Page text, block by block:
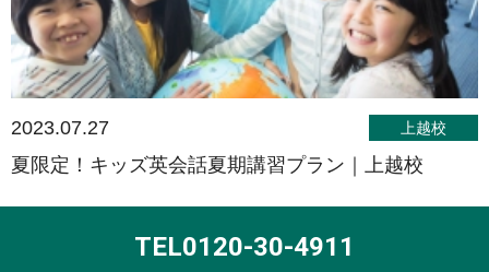
2023.07.27 上越校
夏限定！キッズ英会話夏期講習プラン｜上越校
TEL0120-30-4911